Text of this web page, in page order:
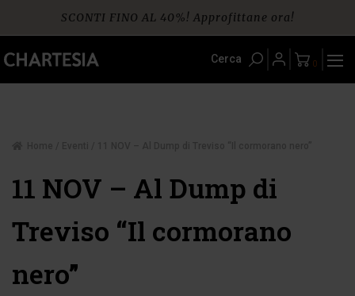
content
SCONTI FINO AL 40%! Approfittane ora!
Spedizione gratuita per ordini da € 60
Cerca 0
11 NOV – Al Dump di
Treviso “Il cormorano
nero”